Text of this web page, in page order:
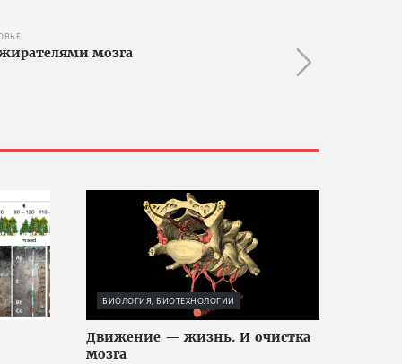
мозга
БИОЛОГИЯ, БИОТЕХНОЛОГИИ
Движение — жизнь. И очистка
мозга